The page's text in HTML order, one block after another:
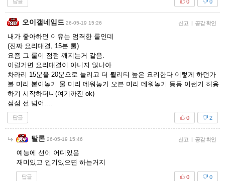
0
0
오이갤네임드 26-05-19 15:26 신고 | 공감 확인
내가 좋아하던 이유는 엄격한 룰인데
(진짜 요리대결, 15분 룰)
요즘 그 룰이 점점 깨지는거 같음.
이럴거면 요리대결이 아니지 않냐아
차라리 15분을 20분으로 늘리고 더 퀄리티 높은 요리한다 이렇게 하던가
불 미리 붙여놓기 물 미리 데워놓기 오븐 미리 데워놓기 등등 이런거 허용
하기 시작하더니(여기까진 ok)
점점 선 넘어....
답글 2
0
탈론 26-05-19 15:46 신고 | 공감 확인
예능에 선이 어디있음
재미있고 인기있으면 하는거지
답글 0
0